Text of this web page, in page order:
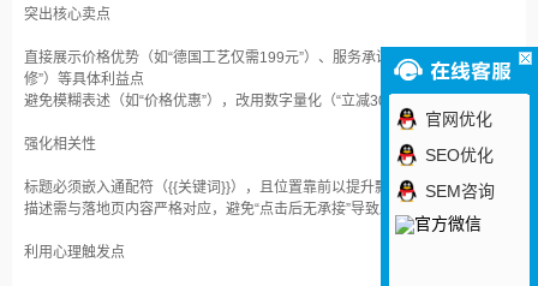
突出核心卖点‌
直接展示价格优势（如“德国工艺仅需199元”）、服务承诺（“24小时上门维
修”）等具体利益点‌
避免模糊表述（如“价格优惠”），改用数字量化（“立减300元”）‌
强化相关性‌
标题必须嵌入通配符（{{关键词}}），且位置靠前以提升飘红概率‌
描述需与落地页内容严格对应，避免“点击后无承接”导致跳出率上升‌
利用心理触发点‌
官网优化
SEO优化
SEM咨询